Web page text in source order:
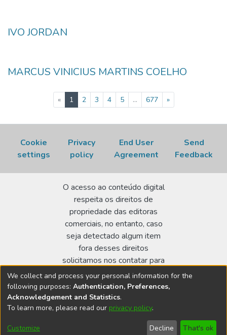
IVO JORDAN
MARCUS VINICIUS MARTINS COELHO
« 1(current)
2 3 4 5 ... 677 »
Cookie
settings
Privacy
policy
End User
Agreement
Send
Feedback
O acesso ao conteúdo digital
respeita os direitos de
propriedade das editoras
comerciais, no entanto, caso
seja detectado algum item
fora desses direitos
solicitamos nos contatar para
realizar a regularização.
Biblioteca Terezine Arantes Ferraz
Av. Lineu Prestes 2242 - Cidade Universitária - CEP:
We collect and process your personal information for the
following purposes: Authentication, Preferences,
Acknowledgement and Statistics.
To learn more, please read our privacy policy.
Customize Decline That's ok